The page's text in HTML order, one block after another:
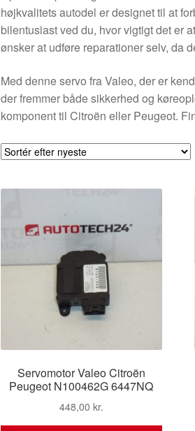
højkvalitets autodel er designet til at
bilentusiast ved du, hvor vigtigt det er
ønsker at udføre reparationer selv, da
Med denne servo fra Valeo, der er
der fremmer både sikkerhed og
komponent til Citroën eller Peugeot.
Servomotor Valeo Citroën
Peugeot N100462G 6447NQ
448,00 kr.